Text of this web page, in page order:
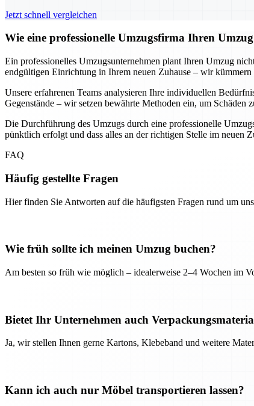
Jetzt schnell vergleichen
Wie eine professionelle Umzugsfirma Ihren
Ein professionelles Umzugsunternehmen plant Ihren Umzug
endgültigen Einrichtung in Ihrem neuen Zuhause – wir
Unsere erfahrenen Teams analysieren Ihre individuellen
Gegenstände – wir setzen bewährte Methoden ein, um
Die Durchführung des Umzugs durch eine professionelle
pünktlich erfolgt und dass alles an der richtigen Stelle im neuen
FAQ
Häufig gestellte Fragen
Hier finden Sie Antworten auf die häufigsten Fragen rund um
Wie früh sollte ich meinen Umzug buchen?
Am besten so früh wie möglich – idealerweise 2–4 Wochen im
Bietet Ihr Unternehmen auch
Ja, wir stellen Ihnen gerne Kartons, Klebeband und weitere
Kann ich auch nur Möbel transportieren lassen?